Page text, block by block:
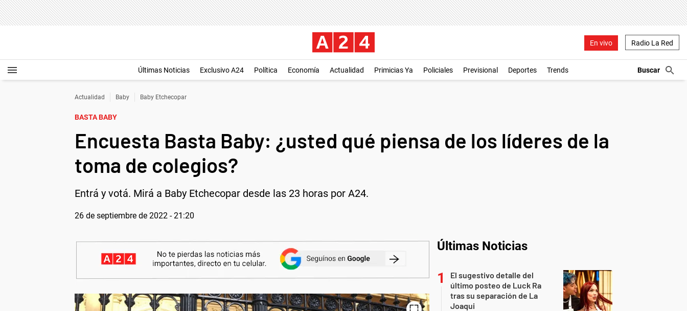
En vivo Radio La Red
Últimas Noticias Exclusivo A24 Política Economía Actualidad Primicias Ya Policiales Previsional Deportes Trends
Actualidad Baby Baby Etchecopar
BASTA BABY
Encuesta Basta Baby: ¿usted qué piensa de los líderes de la
toma de colegios?
Entrá y votá. Mirá a Baby Etchecopar desde las 23 horas por A24.
26 de septiembre de 2022 - 21:20
Últimas Noticias
El sugestivo detalle del
último posteo de Luck Ra
tras su separación de La
Joaqui